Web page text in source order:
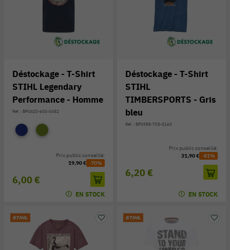
Déstockage - T-Shirt
STIHL Legendary
Performance - Homme
Réf. : BP0420-600-0452
6,00 €
Prix public conseillé:
19,90 € -70%
EN STOCK
Déstockage - T-Shirt
STIHL
TIMBERSPORTS - Gris
bleu
Réf. : BP0988-705-0160
6,20 €
Prix public conseillé:
31,90 € -81%
EN STOCK